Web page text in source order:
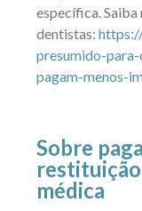
específica.
dentistas:
presumido-
pagam-menos-
Sobre
restituição
médica